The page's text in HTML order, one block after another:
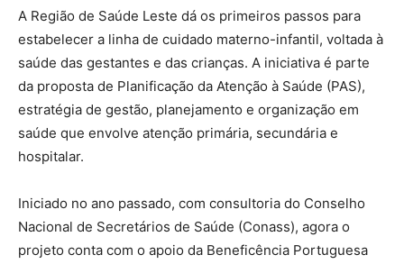
A Região de Saúde Leste dá os primeiros passos para
estabelecer a linha de cuidado materno-infantil, voltada à
saúde das gestantes e das crianças. A iniciativa é parte
da proposta de Planificação da Atenção à Saúde (PAS),
estratégia de gestão, planejamento e organização em
saúde que envolve atenção primária, secundária e
hospitalar.
Iniciado no ano passado, com consultoria do Conselho
Nacional de Secretários de Saúde (Conass), agora o
projeto conta com o apoio da Beneficência Portuguesa